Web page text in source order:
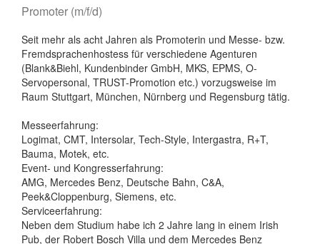
Promoter (m/f/d)
Seit mehr als acht Jahren als Promoterin und Messe- bzw.
Fremdsprachenhostess für verschiedene Agenturen
(Blank&Biehl, Kundenbinder GmbH, MKS, EPMS, O-
Servopersonal, TRUST-Promotion etc.) vorzugsweise im
Raum Stuttgart, München, Nürnberg und Regensburg tätig.
Messeerfahrung:
Logimat, CMT, Intersolar, Tech-Style, Intergastra, R+T,
Bauma, Motek, etc.
Event- und Kongresserfahrung:
AMG, Mercedes Benz, Deutsche Bahn, C&A,
Peek&Cloppenburg, Siemens, etc.
Serviceerfahrung:
Neben dem Studium habe ich 2 Jahre lang in einem Irish
Pub, der Robert Bosch Villa und dem Mercedes Benz